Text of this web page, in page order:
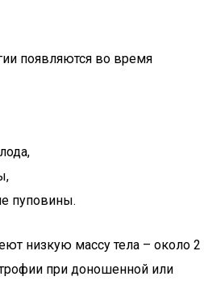
появляются во время
пуповины.
низкую массу тела – около 2
при доношенной или